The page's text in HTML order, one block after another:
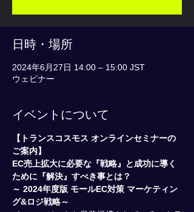
日時・場所
2024年6月27日 14:00 – 15:00 JST
ウェビナー
イベントについて
【トランスコスモス オンラインセミナーの
ご案内】
EC売上拡大に必要な『戦略』と成功に導く
ために『解決』すべき事とは？
～ 2024年度版 モールEC対策 マーケティン
グ&ロジ戦略～